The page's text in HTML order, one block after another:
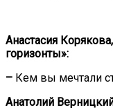
Анастасия
горизонты»:
– Кем вы мечтали
Анатолий